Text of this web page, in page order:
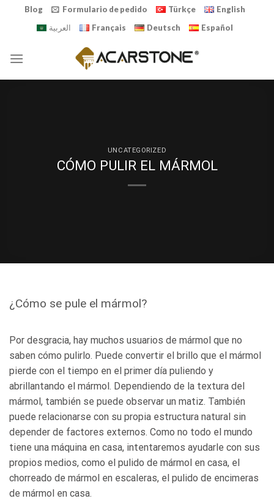
Blog Formulario de pedido Türkçe
English
العربية
Français Deutsch Español
UNCATEGORIZED
CÓMO PULIR EL MÁRMOL
¿Cómo se pule el mármol?
Por desgracia, hay muchos usuarios de mármol que no
saben cómo pulirlo. Puede convertir el brillo que el mármol
pierde con el tiempo en el primer día puliendo y
abrillantando el mármol. Dependiendo de la textura del
mármol, también se puede observar un matiz. También
puede relacionarse con su propia estructura natural sin
depender de factores externos. Como no todo el mundo
tiene una máquina en casa, intentaremos ayudarle con sus
propios medios, como el pulido de mármol en casa, el
chorreado de mármol en escaleras, el pulido de encimeras
de mármol en casa.